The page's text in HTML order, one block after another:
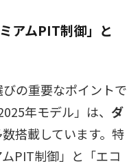
アムPIT制御」と
の重要なポイントで
年モデル」は、 ダ
搭載しています。特
PIT制御」と「エコ